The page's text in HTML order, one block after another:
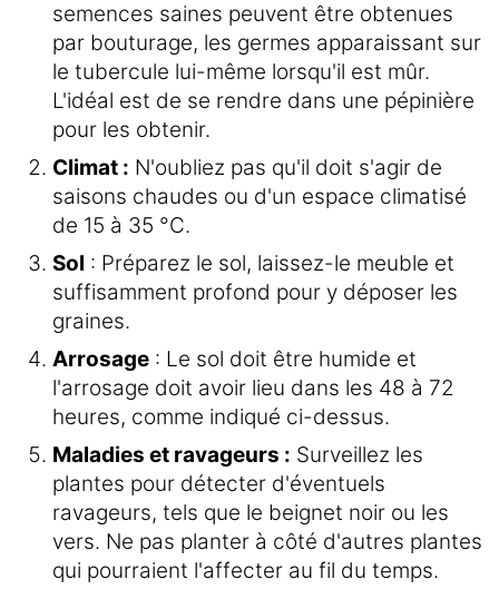
semences saines peuvent être obtenues
par bouturage, les germes apparaissant sur
le tubercule lui-même lorsqu'il est mûr.
L'idéal est de se rendre dans une pépinière
pour les obtenir.
Climat : N'oubliez pas qu'il doit s'agir de
saisons chaudes ou d'un espace climatisé
de 15 à 35 °C.
Sol : Préparez le sol, laissez-le meuble et
suffisamment profond pour y déposer les
graines.
Arrosage : Le sol doit être humide et
l'arrosage doit avoir lieu dans les 48 à 72
heures, comme indiqué ci-dessus.
Maladies et ravageurs : Surveillez les
plantes pour détecter d'éventuels
ravageurs, tels que le beignet noir ou les
vers. Ne pas planter à côté d'autres plantes
qui pourraient l'affecter au fil du temps.